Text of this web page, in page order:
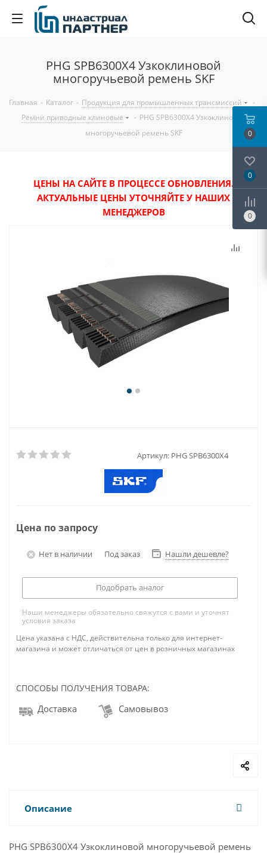
PHG SPB6300X4 Узкоклиновой
многоручьевой ремень SKF
Главная - Каталог - Продукция для промышленных трансмиссий
-
Ремни приводные клиновые
- PHG SPB6300X4 Узкоклиновой
многоручьевой ремень SKF
ЦЕНЫ НА САЙТЕ В ПРОЦЕССЕ ОБНОВЛЕНИЯ.
АКТУАЛЬНЫЕ ЦЕНЫ УТОЧНЯЙТЕ У НАШИХ
МЕНЕДЖЕРОВ
Артикул: PHG SPB6300X4
Цена по запросу
Нет в наличии Под заказ Нашли дешевле?
Подобрать аналог
Наши менеджеры обязательно свяжутся с вами и уточнят
условия заказа
Цена указана с НДС, действительна только для интернет-
магазина и может отличаться от цен в розничных магазинах
СПОСОБЫ ПОЛУЧЕНИЯ ТОВАРА:
Доставка Самовывоз
Описание
PHG SPB6300X4 Узкоклиновой многоручьевой ремень
0
0
0